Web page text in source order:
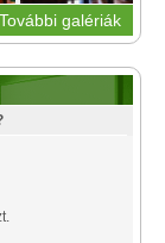
További galériák